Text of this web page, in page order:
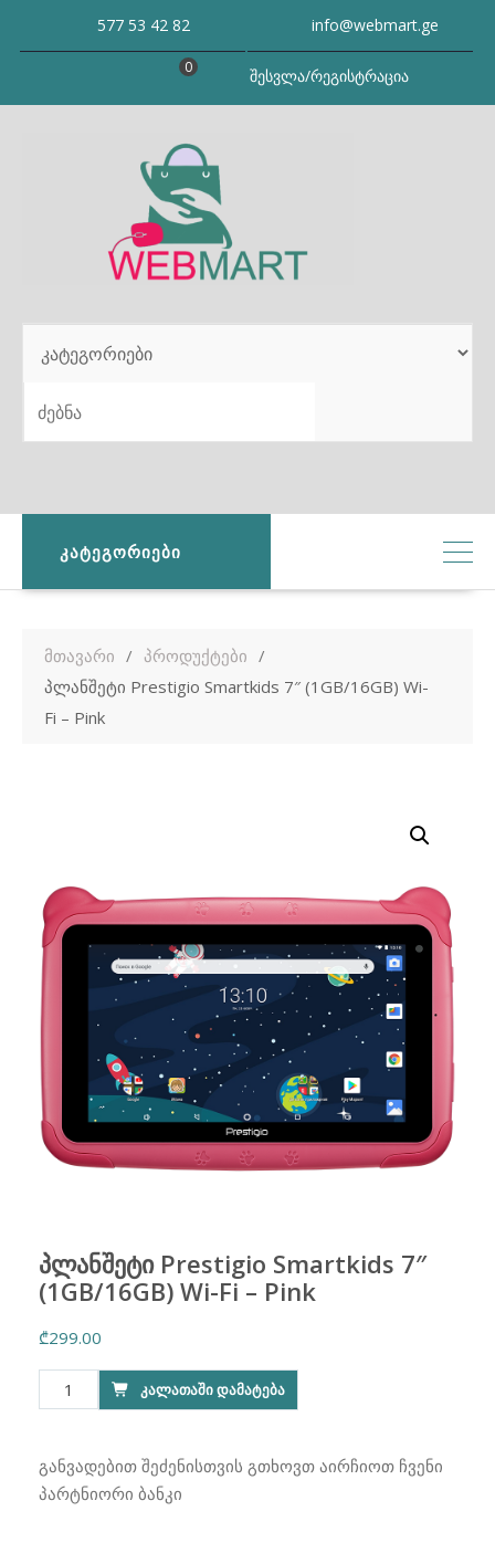
577 53 42 82 info@webmart.ge
შესვლა/რეგისტრაცია
0
SEARCH
ᲙᲐᲢᲔᲒᲝᲠᲘᲔᲑᲘ
მთავარი
პროდუქტები
პლანშეტი Prestigio Smartkids 7″ (1GB/16GB) Wi-
Fi – Pink
პლანშეტი Prestigio Smartkids 7″
(1GB/16GB) Wi-Fi – Pink
₾299.00
რაოდენობა:
პლანშეტი
Smartkids
7"
ᲙᲐᲚᲐᲗᲐᲨᲘ ᲓᲐᲛᲐᲢᲔᲑᲐ
განვადებით შეძენისთვის გთხოვთ აირჩიოთ ჩვენი
პარტნიორი ბანკი